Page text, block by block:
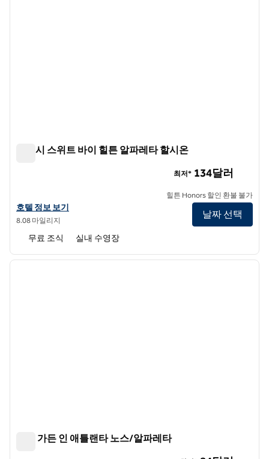
앰버시 스위트 바이 힐튼 알파레타 할시온
앰버시 스위트 바이 힐튼 알파레타 할시온의 호텔 정보 보기
호텔 정보 보기
8.08 마일리지
최저* 134달러
힐튼 Honors 할인 환불 불가
날짜 선택
무료 조식 실내 수영장
1/12
다음
힐튼 가든 인 애틀랜타 노스/알파레타